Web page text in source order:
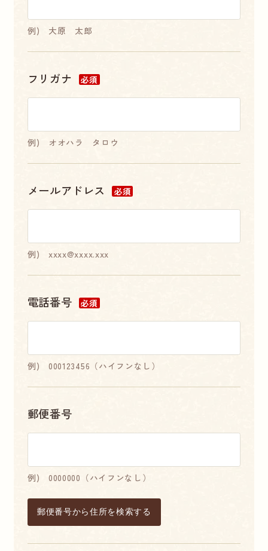
例) 大原 太郎
フリガナ 必須
例) オオハラ タロウ
メールアドレス 必須
例) xxxx@xxxx.xxx
電話番号 必須
例) 000123456（ハイフンなし）
郵便番号
例) 0000000（ハイフンなし）
郵便番号から住所を検索する